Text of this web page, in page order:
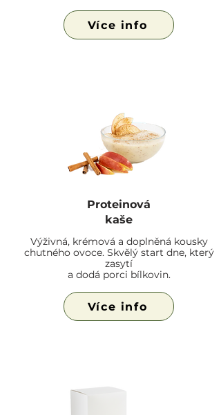
Více info
Proteinová
kaše
Výživná, krémová a doplněná kousky
chutného ovoce. Skvělý start dne, který
zasytí
a dodá porci bílkovin.
Více info